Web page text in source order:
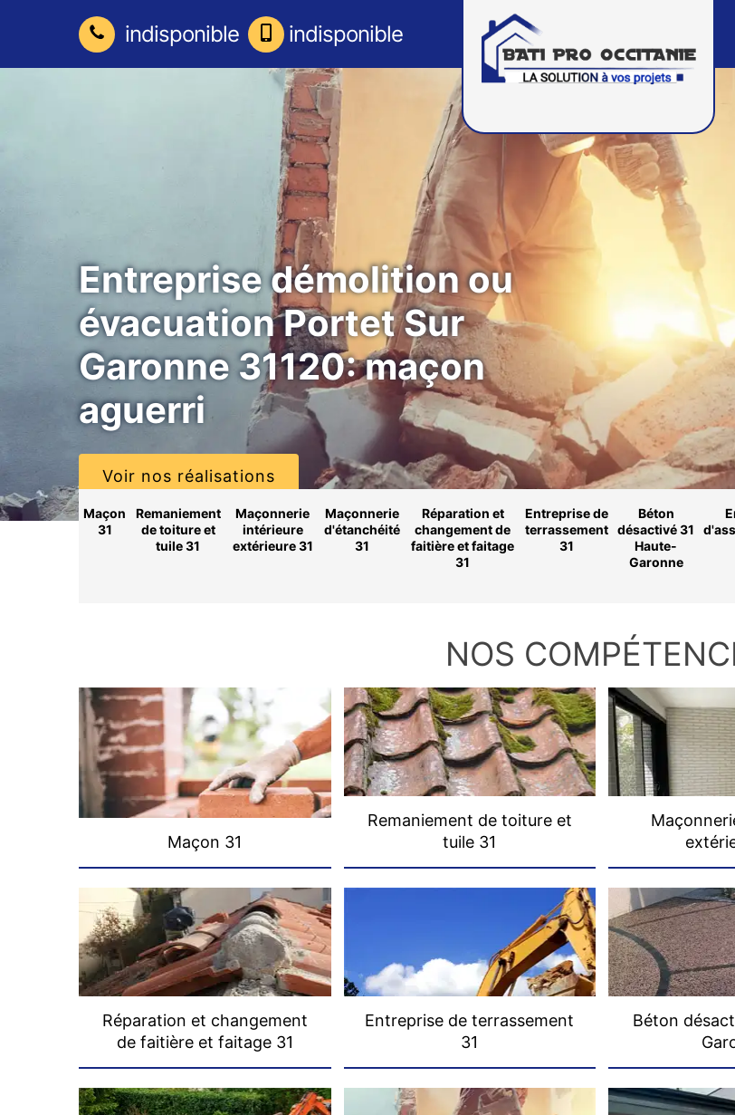
indisponible indisponible
Entreprise démolition ou
évacuation Portet Sur
Garonne 31120: maçon
aguerri
Voir nos réalisations
Maçon
31
Remaniement
de toiture et
tuile 31
Maçonnerie
intérieure
extérieure 31
Maçonnerie
d'étanchéité
31
Réparation et
changement de
faitière et faitage
31
Entreprise de
terrassement
31
Béton
désactivé 31
Haute-
Garonne
NOS
Maçon 31
Remaniement de toiture et
tuile 31
Réparation et changement
de faitière et faitage 31
Entreprise de terrassement
31
Béton